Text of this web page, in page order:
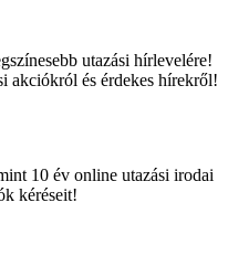
utazási hírlevelére!
akciókról és érdekes hírekről!
10 év online utazási irodai
kéréseit!